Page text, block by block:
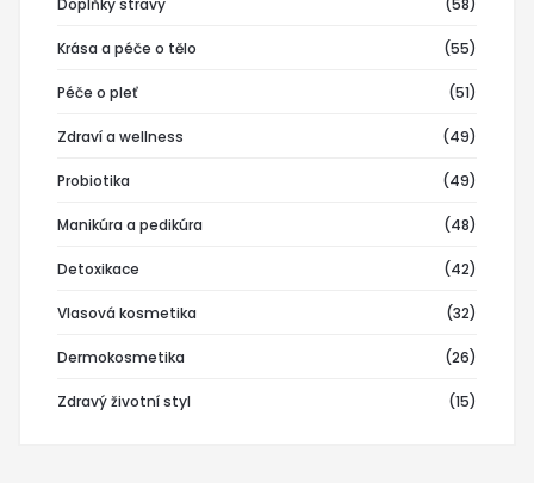
Doplňky stravy (58)
Krása a péče o tělo (55)
Péče o pleť (51)
Zdraví a wellness (49)
Probiotika (49)
Manikúra a pedikúra (48)
Detoxikace (42)
Vlasová kosmetika (32)
Dermokosmetika (26)
Zdravý životní styl (15)